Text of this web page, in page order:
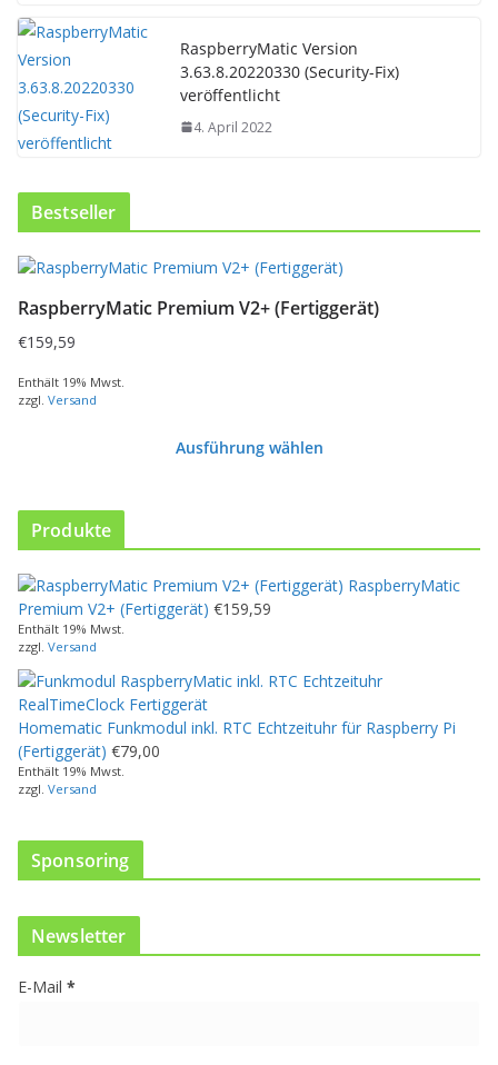
RaspberryMatic Version
3.63.8.20220330 (Security-Fix)
veröffentlicht
4. April 2022
Bestseller
RaspberryMatic Premium V2+ (Fertiggerät)
€159,59
Enthält 19% Mwst.
zzgl. Versand
Ausführung wählen
D
e
s
s
P
t
w
e
i
s
m
e
h
r
e
V
i
t
Produkte
RaspberryMatic
Premium V2+ (Fertiggerät) €159,59
Enthält 19% Mwst.
zzgl. Versand
Homematic Funkmodul inkl. RTC Echtzeituhr für Raspberry Pi
(Fertiggerät) €79,00
Enthält 19% Mwst.
zzgl. Versand
Sponsoring
Newsletter
E-Mail *